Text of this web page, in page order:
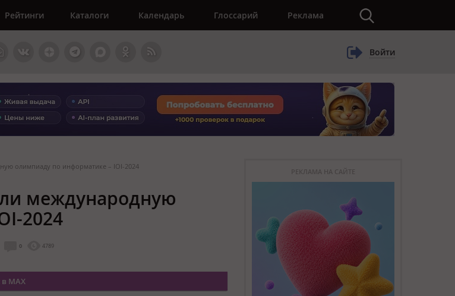
Рейтинги Каталоги Календарь Глоссарий Реклама
Войти
олимпиаду по информатике – IOI-2024
международную
2024
0 4789
MAX
РЕКЛАМА НА САЙТЕ